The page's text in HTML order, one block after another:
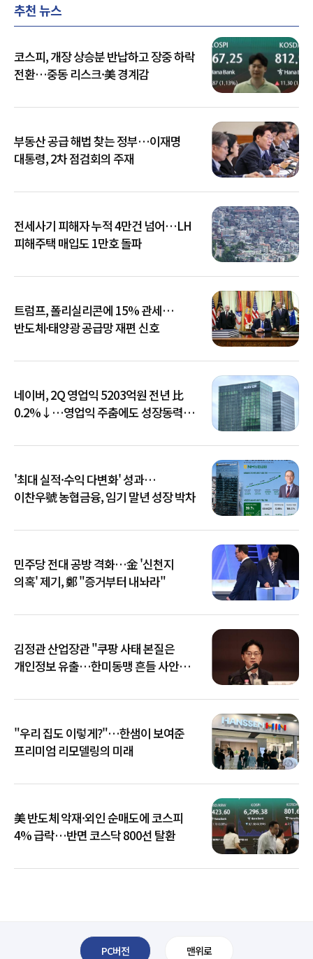
추천 뉴스
코스피, 개장 상승분 반납하고 장중 하락
전환…중동 리스크·美 경계감
부동산 공급 해법 찾는 정부…이재명
대통령, 2차 점검회의 주재
전세사기 피해자 누적 4만건 넘어…LH
피해주택 매입도 1만호 돌파
트럼프, 폴리실리콘에 15% 관세…
반도체·태양광 공급망 재편 신호
네이버, 2Q 영업익 5203억원 전년 比
0.2%↓…영업익 주춤에도 성장동력
'최대 실적·수익 다변화' 성과…
이찬우號 농협금융, 임기 말년 성장 박차
민주당 전대 공방 격화…金 '신천지
의혹' 제기, 鄭 "증거부터 내놔라"
김정관 산업장관 "쿠팡 사태 본질은
개인정보 유출…한미동맹 흔들 사안
"우리 집도 이렇게?"…한샘이 보여준
프리미엄 리모델링의 미래
美 반도체 악재·외인 순매도에 코스피
4% 급락…반면 코스닥 800선 탈환
PC버전 맨위로